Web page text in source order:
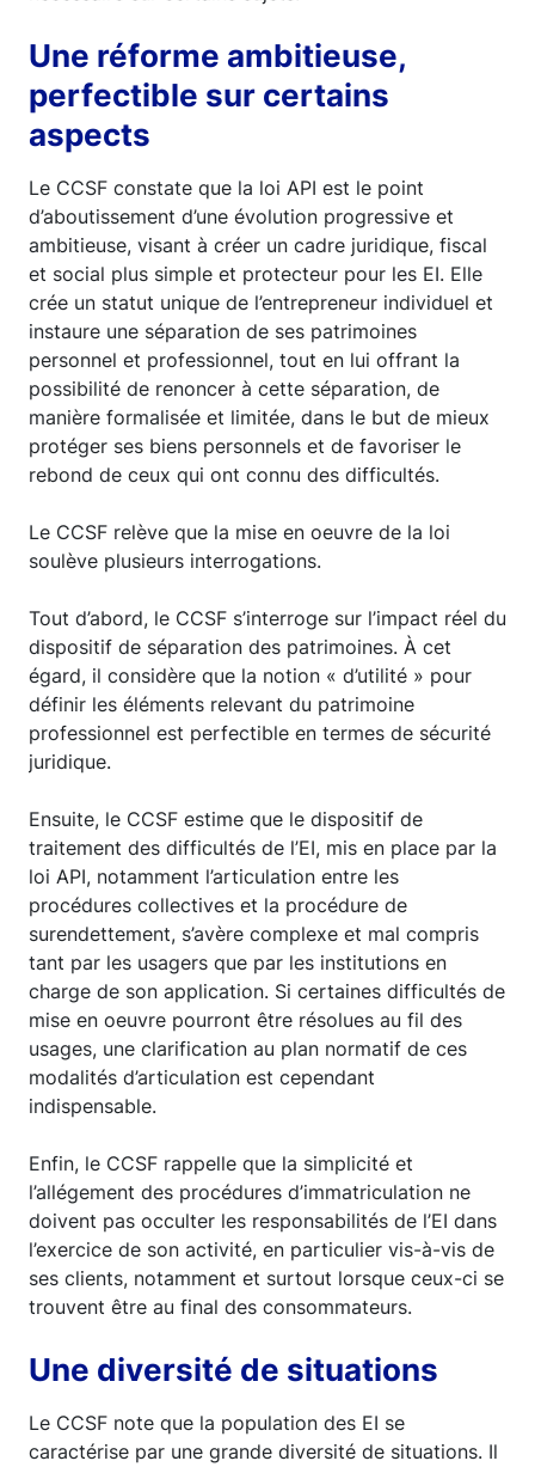
Une réforme ambitieuse,
perfectible sur certains
aspects
Le CCSF constate que la loi API est le point
d’aboutissement d’une évolution progressive et
ambitieuse, visant à créer un cadre juridique, fiscal
et social plus simple et protecteur pour les EI. Elle
crée un statut unique de l’entrepreneur individuel et
instaure une séparation de ses patrimoines
personnel et professionnel, tout en lui offrant la
possibilité de renoncer à cette séparation, de
manière formalisée et limitée, dans le but de mieux
protéger ses biens personnels et de favoriser le
rebond de ceux qui ont connu des difficultés.
Le CCSF relève que la mise en oeuvre de la loi
soulève plusieurs interrogations.
Tout d’abord, le CCSF s’interroge sur l’impact réel du
dispositif de séparation des patrimoines. À cet
égard, il considère que la notion « d’utilité » pour
définir les éléments relevant du patrimoine
professionnel est perfectible en termes de sécurité
juridique.
Ensuite, le CCSF estime que le dispositif de
traitement des difficultés de l’EI, mis en place par la
loi API, notamment l’articulation entre les
procédures collectives et la procédure de
surendettement, s’avère complexe et mal compris
tant par les usagers que par les institutions en
charge de son application. Si certaines difficultés de
mise en oeuvre pourront être résolues au fil des
usages, une clarification au plan normatif de ces
modalités d’articulation est cependant
indispensable.
Enfin, le CCSF rappelle que la simplicité et
l’allégement des procédures d’immatriculation ne
doivent pas occulter les responsabilités de l’EI dans
l’exercice de son activité, en particulier vis-à-vis de
ses clients, notamment et surtout lorsque ceux-ci se
trouvent être au final des consommateurs.
Une diversité de situations
Le CCSF note que la population des EI se
caractérise par une grande diversité de situations. Il